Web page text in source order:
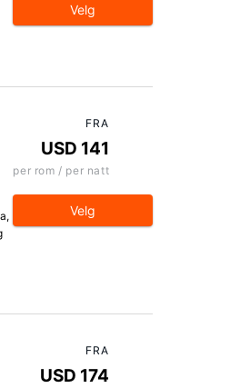
Velg
FRA
USD 141
per rom / per natt
Velg
FRA
USD 174